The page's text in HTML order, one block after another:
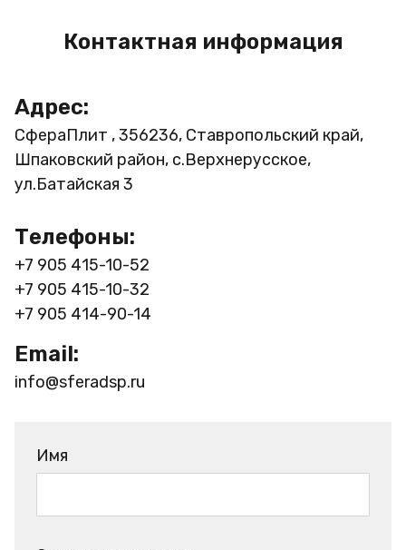
Контактная информация
Адрес:
СфераПлит , 356236, Ставропольский край,
Шпаковский район, с.Верхнерусское,
ул.Батайская 3
Телефоны:
+7 905 415-10-52
+7 905 415-10-32
+7 905 414-90-14
Email:
info@sferadsp.ru
Имя